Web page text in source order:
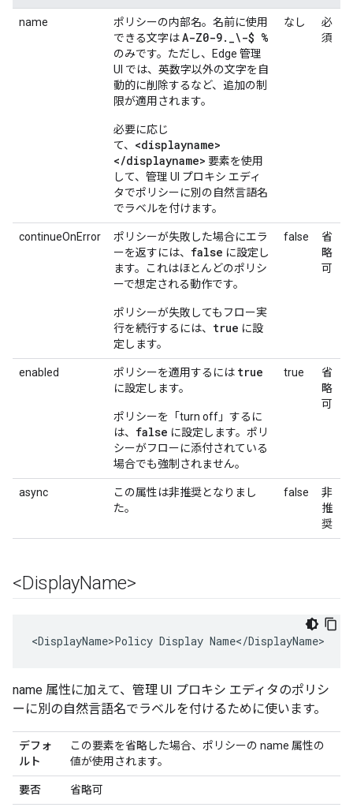
name
ポリシーの内部名。名前に使用
できる文字はA-Z0-9. _\-$ %
のみです。ただし、Edge 管理
UI では、英数字以外の文字を自
動的に削除するなど、追加の制
限が適用されます。
必要に応じ
て、 <displayname>
</displayname> 要素を使用
して、管理 UI プロキシ エディ
タでポリシーに別の自然言語名
でラベルを付けます。
なし
必
須
continueOnError
ポリシーが失敗した場合にエラ
ーを返すには、 false に設定し
ます。これはほとんどのポリシ
ーで想定される動作です。
ポリシーが失敗してもフロー実
行を続行するには、 true に設
定します。
false
省
略
可
enabled ポリシーを適用するには true
に設定します。
ポリシーを「turn off」するに
は、 false に設定します。ポリ
シーがフローに添付されている
場合でも強制されません。
true
省
略
可
async
この属性は非推奨となりまし
た。
false
非
推
奨
<DisplayName>
<DisplayName>Policy Display Name</DisplayName>
name 属性に加えて、管理 UI プロキシ エディタのポリシ
ーに別の自然言語名でラベルを付けるために使います。
デフォ
ルト
この要素を省略した場合、ポリシーの name 属性の
値が使用されます。
要否 省略可